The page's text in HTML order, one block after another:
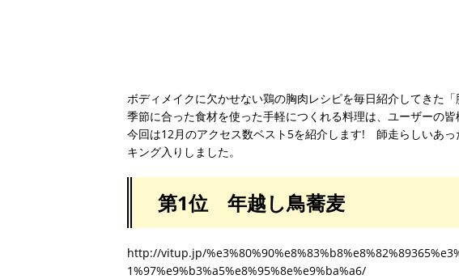
ボディメイクに欠かせない鶏の胸肉レシピを毎日紹介してきた「
季節に合った食材を使った手軽につくれる料理は、ユーザーの皆
今回は12月のアクセス数ベスト5を紹介します! 師走らしいあ
キング入りしました。
第1位 年越し鳥蕎麦
http://vitup.jp/
1%97%e9%b3%a5%e8%95%8e%e9%ba%a6/